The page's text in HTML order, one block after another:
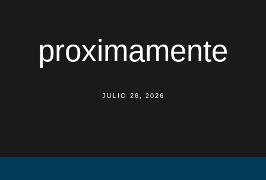
proximamente
JULIO 26, 2026